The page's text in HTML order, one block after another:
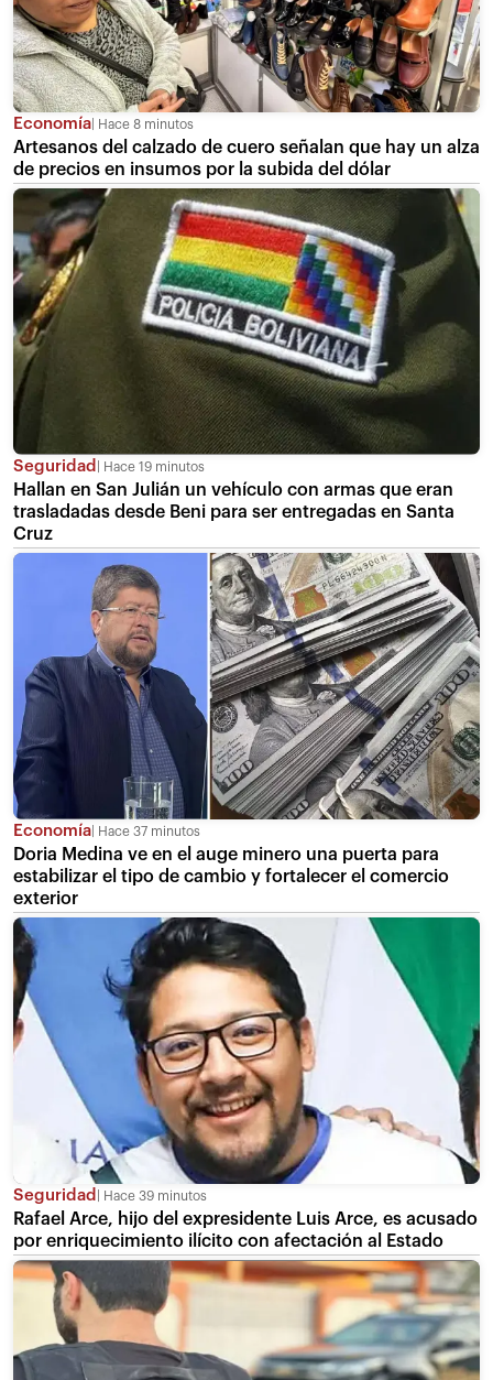
Economía Hace 8 minutos
Artesanos del calzado de cuero señalan que hay un alza
de precios en insumos por la subida del dólar
Seguridad Hace 19 minutos
Hallan en San Julián un vehículo con armas que eran
trasladadas desde Beni para ser entregadas en Santa
Cruz
Economía Hace 37 minutos
Doria Medina ve en el auge minero una puerta para
estabilizar el tipo de cambio y fortalecer el comercio
exterior
Seguridad Hace 39 minutos
Rafael Arce, hijo del expresidente Luis Arce, es acusado
por enriquecimiento ilícito con afectación al Estado